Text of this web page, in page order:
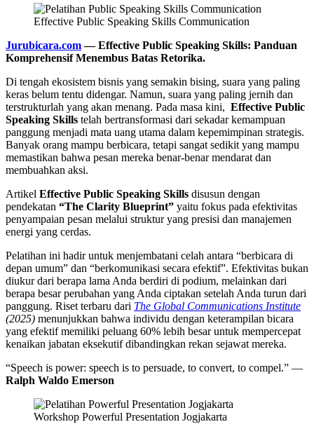
Effective Public Speaking Skills Communication
Jurubicara.com— Effective Public Speaking Skills: Panduan
Komprehensif Menembus Batas Retorika.
Di tengah ekosistem bisnis yang semakin bising, suara yang paling
keras belum tentu didengar. Namun, suara yang paling jernih dan
terstrukturlah yang akan menang. Pada masa kini, Effective Public
Speaking Skills telah bertransformasi dari sekadar kemampuan
panggung menjadi mata uang utama dalam kepemimpinan strategis.
Banyak orang mampu berbicara, tetapi sangat sedikit yang mampu
memastikan bahwa pesan mereka benar-benar mendarat dan
membuahkan aksi.
Artikel Effective Public Speaking Skills disusun dengan
pendekatan “The Clarity Blueprint” yaitu fokus pada efektivitas
penyampaian pesan melalui struktur yang presisi dan manajemen
energi yang cerdas.
Pelatihan ini hadir untuk menjembatani celah antara “berbicara di
depan umum” dan “berkomunikasi secara efektif”. Efektivitas bukan
diukur dari berapa lama Anda berdiri di podium, melainkan dari
berapa besar perubahan yang Anda ciptakan setelah Anda turun dari
panggung. Riset terbaru dari The Global Communications Institute
(2025) menunjukkan bahwa individu dengan keterampilan bicara
yang efektif memiliki peluang 60% lebih besar untuk mempercepat
kenaikan jabatan eksekutif dibandingkan rekan sejawat mereka.
“Speech is power: speech is to persuade, to convert, to compel.” —
Ralph Waldo Emerson
Workshop Powerful Presentation Jogjakarta